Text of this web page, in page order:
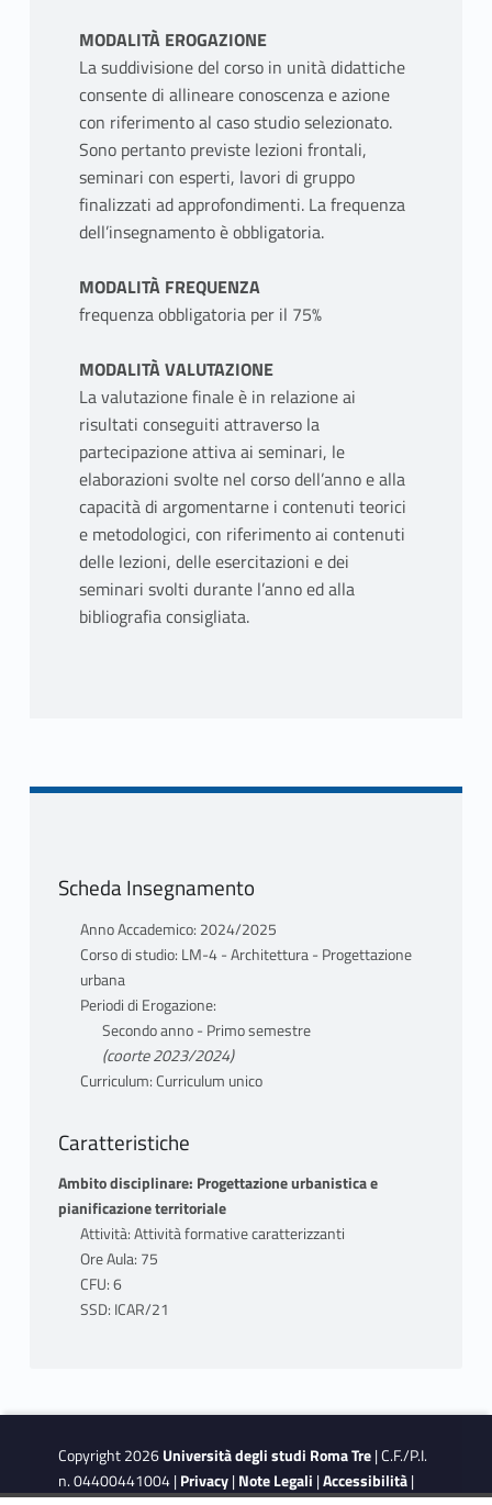
MODALITÀ EROGAZIONE
La suddivisione del corso in unità didattiche
consente di allineare conoscenza e azione
con riferimento al caso studio selezionato.
Sono pertanto previste lezioni frontali,
seminari con esperti, lavori di gruppo
finalizzati ad approfondimenti. La frequenza
dell’insegnamento è obbligatoria.
MODALITÀ FREQUENZA
frequenza obbligatoria per il 75%
MODALITÀ VALUTAZIONE
La valutazione finale è in relazione ai
risultati conseguiti attraverso la
partecipazione attiva ai seminari, le
elaborazioni svolte nel corso dell’anno e alla
capacità di argomentarne i contenuti teorici
e metodologici, con riferimento ai contenuti
delle lezioni, delle esercitazioni e dei
seminari svolti durante l’anno ed alla
bibliografia consigliata.
Scheda Insegnamento
Anno Accademico: 2024/2025
Corso di studio: LM-4 - Architettura - Progettazione
urbana
Periodi di Erogazione:
Secondo anno - Primo semestre
(coorte 2023/2024)
Curriculum: Curriculum unico
Caratteristiche
Ambito disciplinare: Progettazione urbanistica e
pianificazione territoriale
Attività: Attività formative caratterizzanti
Ore Aula: 75
CFU: 6
SSD: ICAR/21
Copyright 2026Università degli studi Roma Tre| C.F./P.I.
n. 04400441004 |Privacy|Note Legali |Accessibilità|